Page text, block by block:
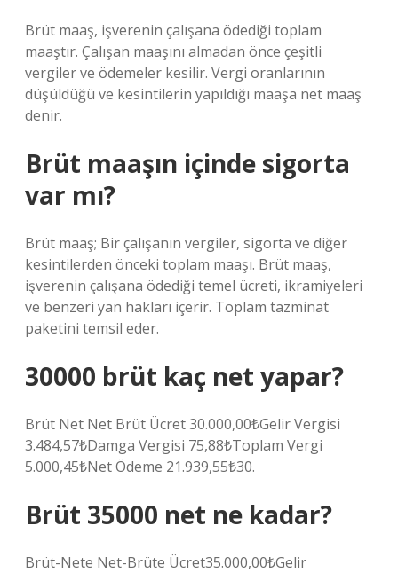
Brüt maaş, işverenin çalışana ödediği toplam
maaştır. Çalışan maaşını almadan önce çeşitli
vergiler ve ödemeler kesilir. Vergi oranlarının
düşüldüğü ve kesintilerin yapıldığı maaşa net maaş
denir.
Brüt maaşın içinde sigorta
var mı?
Brüt maaş; Bir çalışanın vergiler, sigorta ve diğer
kesintilerden önceki toplam maaşı. Brüt maaş,
işverenin çalışana ödediği temel ücreti, ikramiyeleri
ve benzeri yan hakları içerir. Toplam tazminat
paketini temsil eder.
30000 brüt kaç net yapar?
Brüt Net Net Brüt Ücret 30.000,00₺Gelir Vergisi
3.484,57₺Damga Vergisi 75,88₺Toplam Vergi
5.000,45₺Net Ödeme 21.939,55₺30.
Brüt 35000 net ne kadar?
Brüt-Nete Net-Brüte Ücret35.000,00₺Gelir